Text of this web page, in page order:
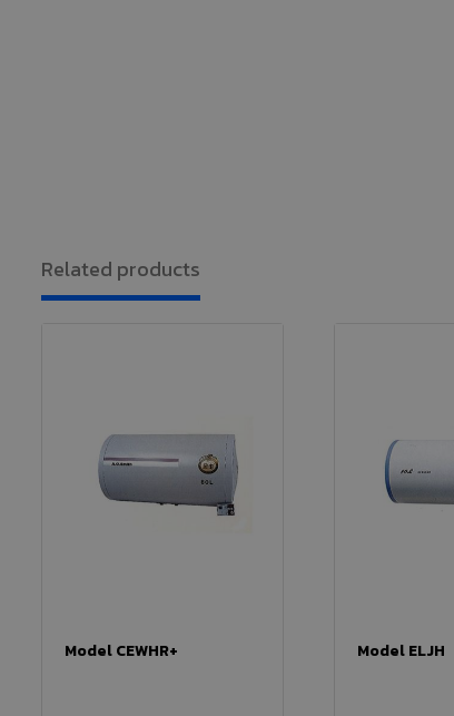
Related products
Model CEWHR+ Model ELJH